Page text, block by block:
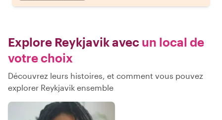
Explore Reykjavik avec un local de
votre choix
Découvrez leurs histoires, et comment vous pouvez
explorer Reykjavik ensemble